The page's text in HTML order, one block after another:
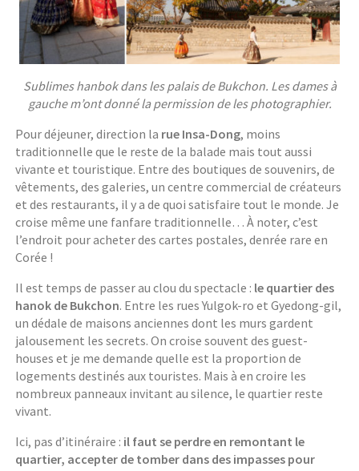
Sublimes hanbok dans les palais de Bukchon. Les dames à
gauche m’ont donné la permission de les photographier.
Pour déjeuner, direction la rue Insa-Dong, moins
traditionnelle que le reste de la balade mais tout aussi
vivante et touristique. Entre des boutiques de souvenirs, de
vêtements, des galeries, un centre commercial de créateurs
et des restaurants, il y a de quoi satisfaire tout le monde. Je
croise même une fanfare traditionnelle… À noter, c’est
l’endroit pour acheter des cartes postales, denrée rare en
Corée !
Il est temps de passer au clou du spectacle : le quartier des
hanok de Bukchon. Entre les rues Yulgok-ro et Gyedong-gil,
un dédale de maisons anciennes dont les murs gardent
jalousement les secrets. On croise souvent des guest-
houses et je me demande quelle est la proportion de
logements destinés aux touristes. Mais à en croire les
nombreux panneaux invitant au silence, le quartier reste
vivant.
Ici, pas d’itinéraire : il faut se perdre en remontant le
quartier, accepter de tomber dans des impasses pour